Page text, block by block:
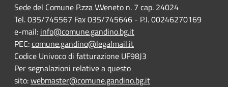
Sede del Comune P.zza V.Veneto n. 7 cap. 24024
Tel. 035/745567 Fax 035/745646 - P.I. 00246270169
e-mail: info@comune.gandino.bg.it
PEC:comune.gandino@legalmail.it
Codice Univoco di fatturazione UF98J3
Per segnalazioni relative a questo
sito:webmaster@comune.gandino.bg.it